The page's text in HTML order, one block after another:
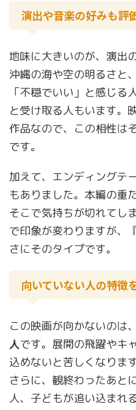
演出や音楽の好みも評
地味に大きいのが、演出
沖縄の海や空の明るさと
「不穏でいい」と感じる
と受け取る人もいます。
作品なので、この相性は
です。
加えて、エンディングテ
もありました。本編の重
そこで気持ちが切れてし
で印象が変わりますが、
さにそのタイプです。
向いていない人の特徴
この映画が向かないのは
人です。展開の飛躍やキ
込めないと苦しくなります
さらに、観終わったあと
人、子どもが追い込まれ